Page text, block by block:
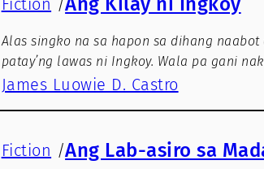
Fiction /
Alas singko na sa hapon sa dihang
patay’ng lawas ni Ingkoy. Wala pa gani
James Luowie D. Castro
Fiction /Ang Lab-asiro sa